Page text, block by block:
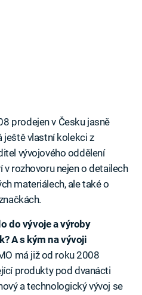
prodejen v Česku jasně
ještě vlastní kolekci z
vývojového oddělení
rozhovoru nejen o detailech
materiálech, ale také o
do vývoje a výroby
A s kým na vývoji
má již od roku 2008
produkty pod dvanácti
a technologický vývoj se